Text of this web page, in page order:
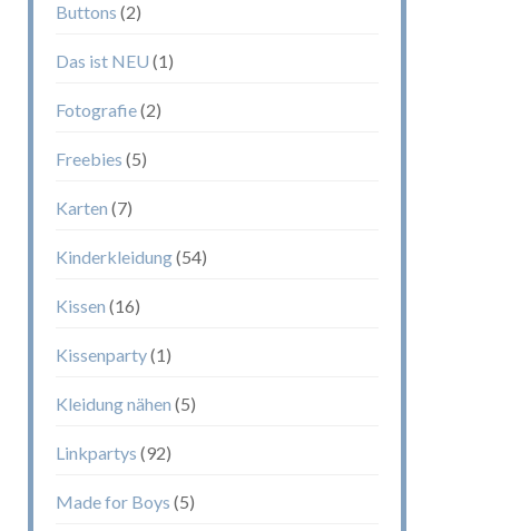
Buttons (2)
Das ist NEU (1)
Fotografie(2)
Freebies (5)
Karten (7)
Kinderkleidung(54)
Kissen (16)
Kissenparty(1)
Kleidung nähen (5)
Linkpartys (92)
Made for Boys (5)